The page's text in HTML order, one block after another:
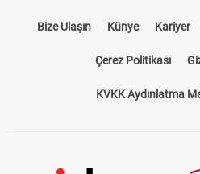
Bize Ulaşın Künye Kariyer
Çerez Politikası
KVKK Aydınlatma